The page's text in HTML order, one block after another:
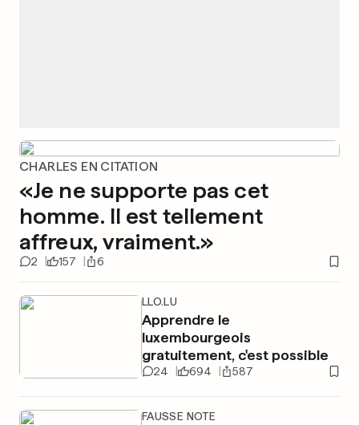
CHARLES EN CITATION
«Je ne supporte pas cet
homme. Il est tellement
affreux, vraiment.»
2 157 6
LLO.LU
Apprendre le
luxembourgeois
gratuitement, c'est possible
24 694 587
FAUSSE NOTE